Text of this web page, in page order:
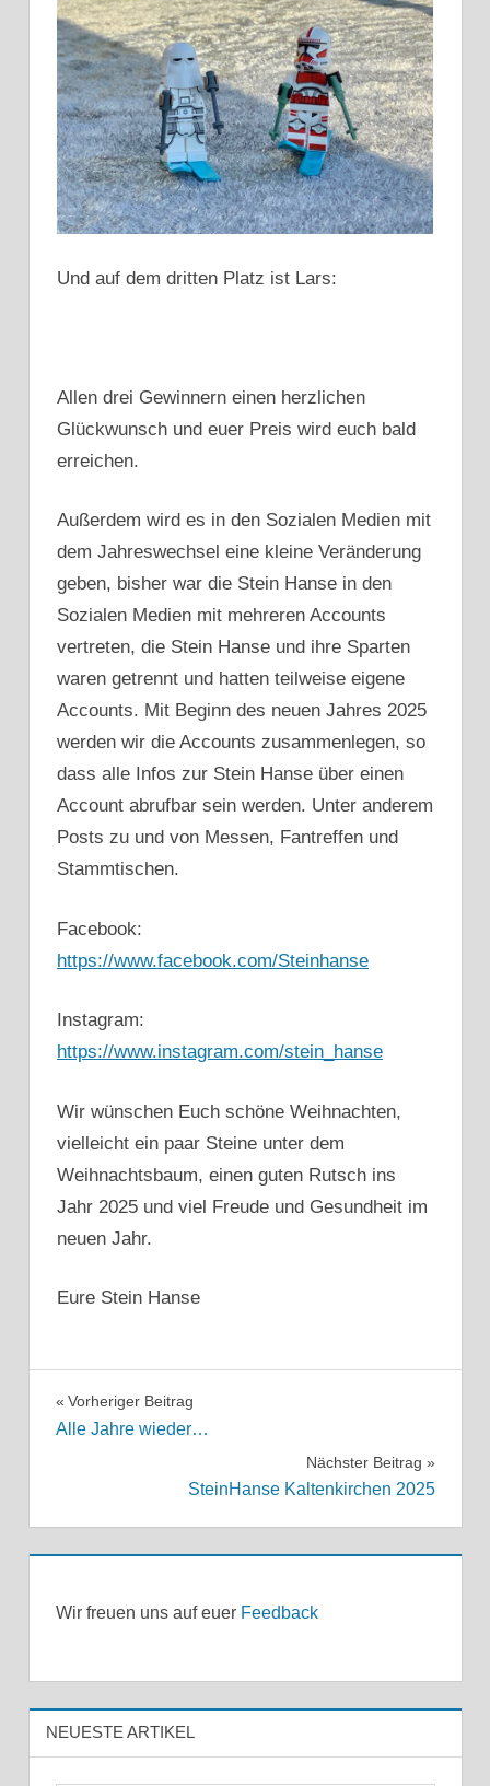
Und auf dem dritten Platz ist Lars:
Allen drei Gewinnern einen herzlichen
Glückwunsch und euer Preis wird euch bald
erreichen.
Außerdem wird es in den Sozialen Medien mit
dem Jahreswechsel eine kleine Veränderung
geben, bisher war die Stein Hanse in den
Sozialen Medien mit mehreren Accounts
vertreten, die Stein Hanse und ihre Sparten
waren getrennt und hatten teilweise eigene
Accounts. Mit Beginn des neuen Jahres 2025
werden wir die Accounts zusammenlegen, so
dass alle Infos zur Stein Hanse über einen
Account abrufbar sein werden. Unter anderem
Posts zu und von Messen, Fantreffen und
Stammtischen.
Facebook:
https://www.facebook.com/Steinhanse
Instagram:
https://www.instagram.com/stein_hanse
Wir wünschen Euch schöne Weihnachten,
vielleicht ein paar Steine unter dem
Weihnachtsbaum, einen guten Rutsch ins
Jahr 2025 und viel Freude und Gesundheit im
neuen Jahr.
Eure Stein Hanse
ALLGEMEIN
STEIN
UNS
2024
2025
BALTIC
FOTOS
INSTGARM
STEIN
STEINELAND
Beitragsnavigation
Vorheriger Beitrag
Alle Jahre wieder…
Nächster Beitrag
SteinHanse Kaltenkirchen 2025
Wir freuen uns auf euer Feedback
NEUESTE ARTIKEL